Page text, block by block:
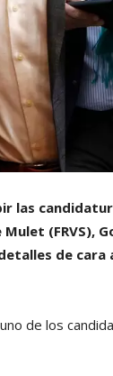
las
(FRVS),
de cara
de los